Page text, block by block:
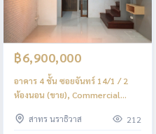
฿6,900,000
อาคาร 4 ชั้น ซอยจันทร์ 14/1 / 2
ห้องนอน (ขาย), Commercial
Bedrooms (FOR SALE) DML023
สาทร นราธิวาส 212